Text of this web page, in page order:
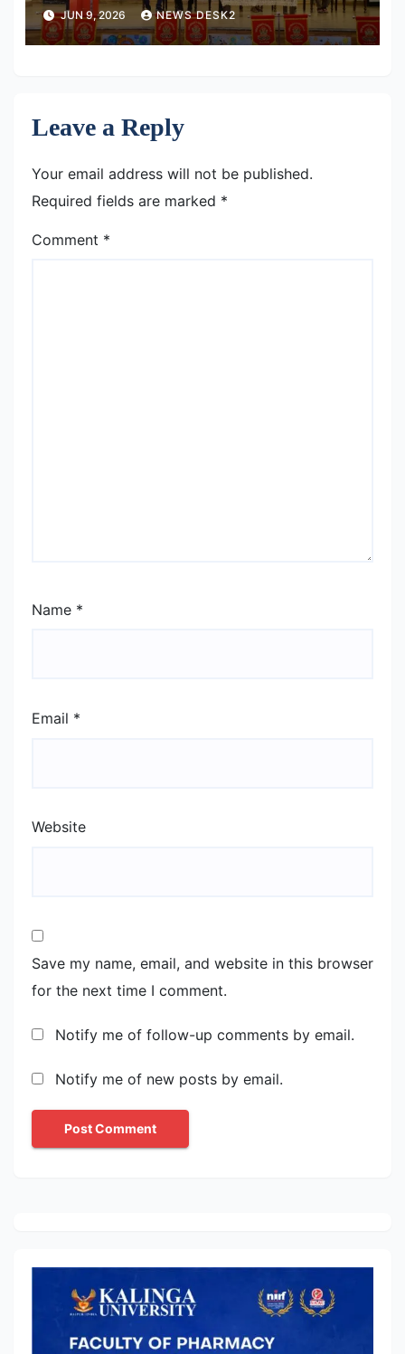
विक्रमादित्य विवि परिसर
JUN 9, 2026 NEWS DESK2
Leave a Reply
Your email address will not be published.
Required fields are marked *
Comment *
Name *
Email *
Website
Save my name, email, and website in this browser
for the next time I comment.
Notify me of follow-up comments by email.
Notify me of new posts by email.